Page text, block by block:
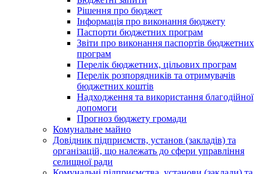
Рішення про бюджет
Інформація про виконання бюджету
Паспорти бюджетних програм
Звіти про виконання паспортів бюджетних
програм
Перелік бюджетних, цільових програм
Перелік розпорядників та отримувачів
бюджетних коштів
Надходження та використання благодійної
допомоги
Прогноз бюджету громади
Комунальне майно
Довідник підприємств, установ (закладів) та
організацій, що належать до сфери управління
селищної ради